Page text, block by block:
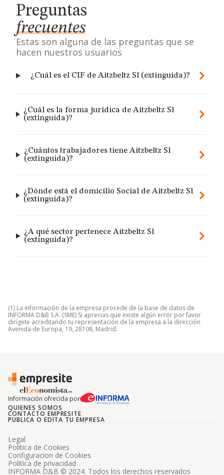
Preguntas
frecuentes
Estas son alguna de las preguntas que se
hacen nuestros usuarios
¿Cuál es el CIF de Aitzbeltz Sl (extinguida)?
¿Cuál es la forma jurídica de Aitzbeltz Sl
(extinguida)?
¿Cuántos trabajadores tiene Aitzbeltz Sl
(extinguida)?
¿Dónde está el domicilio Social de Aitzbeltz Sl
(extinguida)?
¿A qué sector pertenece Aitzbeltz Sl
(extinguida)?
(1) La información de la empresa procede de la base de datos de
INFORMA D&B S.A. (SME) Si aprecias que existe algún error por favor
dirígete acreditando tu representación de la empresa a la dirección
Avenida de Europa, 19, 28108, Madrid.
Información ofrecida por
QUIENES SOMOS
CONTACTO EMPRESITE
PUBLICA O EDITA TU EMPRESA
INFORMA D&B © 2024. Todos los derechos reservados
Legal
Politica de Cookies
Configuracion de Cookies
Politica de privacidad